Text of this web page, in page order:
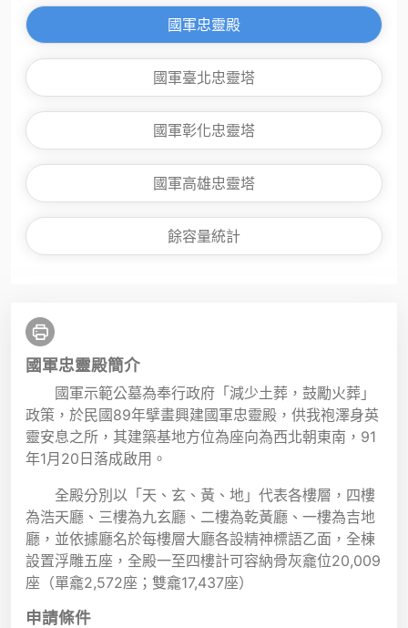
國軍忠靈殿
國軍臺北忠靈塔
國軍彰化忠靈塔
國軍高雄忠靈塔
餘容量統計
國軍忠靈殿簡介
國軍示範公墓為奉行政府「減少土葬，鼓勵火葬」
政策，於民國89年擘畫興建國軍忠靈殿，供我袍澤身英
靈安息之所，其建築基地方位為座向為西北朝東南，91
年1月20日落成啟用。
全殿分別以「天、玄、黃、地」代表各樓層，四樓
為浩天廳、三樓為九玄廳、二樓為乾黃廳、一樓為吉地
廳，並依據廳名於每樓層大廳各設精神標語乙面，全棟
設置浮雕五座，全殿一至四樓計可容納骨灰龕位20,009
座（單龕2,572座；雙龕17,437座）
申請條件